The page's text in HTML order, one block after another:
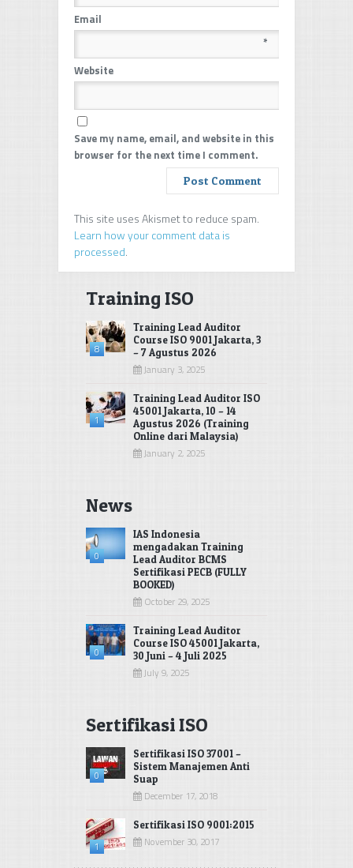
Email
*
Website
Save my name, email, and website in this
browser for the next time I comment.
This site uses Akismet to reduce spam.
Learn how your comment data is
processed.
Training ISO
8
Training Lead Auditor
Course ISO 9001 Jakarta, 3
– 7 Agustus 2026
January 3, 2025
1
Training Lead Auditor ISO
45001 Jakarta, 10 – 14
Agustus 2026 (Training
Online dari Malaysia)
January 2, 2025
News
0
IAS Indonesia
mengadakan Training
Lead Auditor BCMS
Sertifikasi PECB (FULLY
BOOKED)
October 29, 2025
0
Training Lead Auditor
Course ISO 45001 Jakarta,
30 Juni – 4 Juli 2025
July 9, 2025
Sertifikasi ISO
0
Sertifikasi ISO 37001 –
Sistem Manajemen Anti
Suap
December 17, 2018
1
Sertifikasi ISO 9001:2015
November 30, 2017